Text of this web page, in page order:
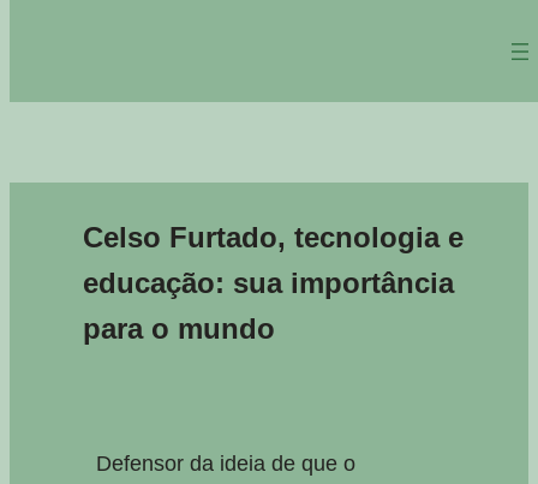
Celso Furtado, tecnologia e
educação: sua importância
para o mundo
Defensor da ideia de que o